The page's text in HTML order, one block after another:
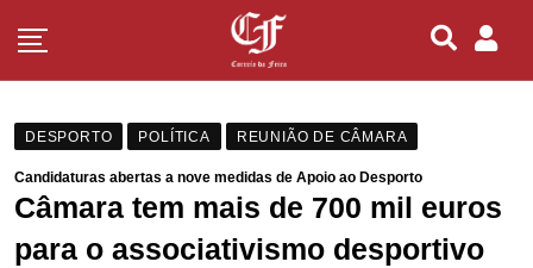
DESPORTO POLÍTICA REUNIÃO DE CÂMARA
Candidaturas abertas a nove medidas de Apoio ao Desporto
Câmara tem mais de 700 mil euros
para o associativismo desportivo